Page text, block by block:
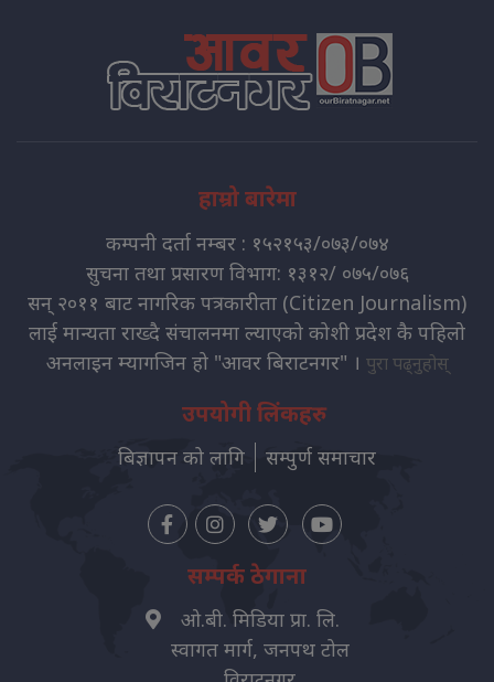
हाम्रो बारेमा
कम्पनी दर्ता नम्बर : १५२१५३/०७३/०७४
सुचना तथा प्रसारण विभाग: १३१२/ ०७५/०७६
सन् २०११ बाट नागरिक पत्रकारीता (Citizen Journalism)
लाई मान्यता राख्दै संचालनमा ल्याएको कोशी प्रदेश कै पहिलो
अनलाइन म्यागजिन हो "आवर बिराटनगर" । पुरा पढ्नुहोस्
उपयोगी लिंकहरु
बिज्ञापन को लागि सम्पुर्ण समाचार
सम्पर्क ठेगाना
ओ.बी. मिडिया प्रा. लि.
स्वागत मार्ग, जनपथ टोल